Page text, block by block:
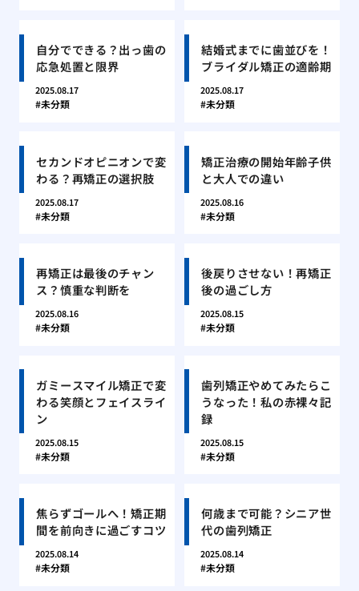
自分でできる？出っ歯の
応急処置と限界
2025.08.17
未分類
結婚式までに歯並びを！
ブライダル矯正の適齢期
2025.08.17
未分類
セカンドオピニオンで変
わる？再矯正の選択肢
2025.08.17
未分類
矯正治療の開始年齢子供
と大人での違い
2025.08.16
未分類
再矯正は最後のチャン
ス？慎重な判断を
2025.08.16
未分類
後戻りさせない！再矯正
後の過ごし方
2025.08.15
未分類
ガミースマイル矯正で変
わる笑顔とフェイスライ
ン
2025.08.15
未分類
歯列矯正やめてみたらこ
うなった！私の赤裸々記
録
2025.08.15
未分類
焦らずゴールへ！矯正期
間を前向きに過ごすコツ
2025.08.14
未分類
何歳まで可能？シニア世
代の歯列矯正
2025.08.14
未分類